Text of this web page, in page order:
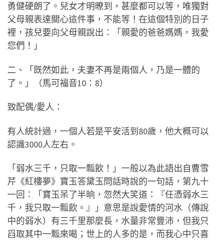
勇健硬朗了。兒女才明暸到，甚麼都可以等，唯獨對
父母親表達關心這件事，不能等！在這個特別的日子
裡，孩兒要向父母親說出：「親愛的爸爸媽媽，我愛
您們！」
二、「既然如此，夫妻不再是兩個人，乃是一體的
了。」（馬可福音10：8）
致配偶/愛人：
有人統計過，一個人若是平安活到80歲，他大概可以
認識3000人左右。
「弱水三千，只取一瓢飲！」一般以為此語出自曹雪
芹《紅樓夢》寶玉答黛玉問話時說的一句話，第九十
一回：「寶玉呆了半晌，忽然大笑道：『任憑弱水三
千，我只取一瓢飲。』」意思是說愛情的河水（傳說
中的弱水）有三千里那麼長，水量非常豐沛，但我只
舀取其中一瓢來喝；世上的人多的是，而我心中只喜